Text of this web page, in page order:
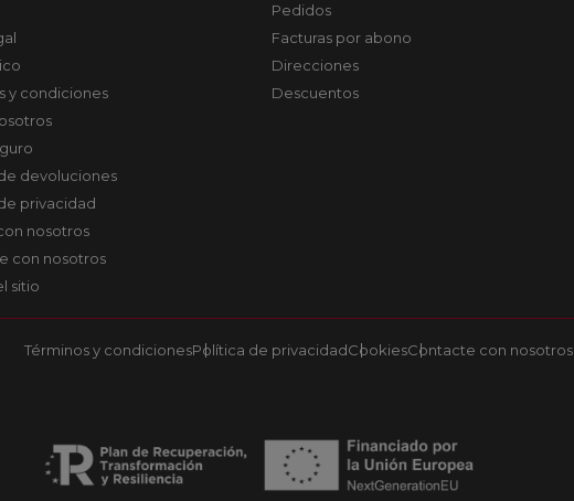
y condiciones
devoluciones
privacidad
nosotros
con nosotros
sitio
Pedidos
Facturas por abono
Direcciones
Descuentos
Términos y condicionesPolítica de privacidadCookiesContacte con nosotros